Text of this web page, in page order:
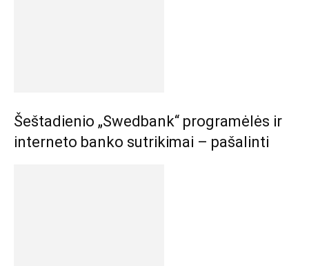
Šeštadienio „Swedbank“ programėlės ir
interneto banko sutrikimai – pašalinti